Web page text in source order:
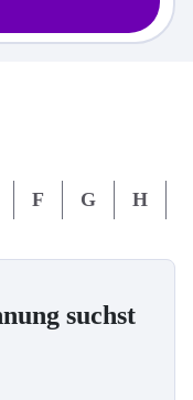
F G H
suchst